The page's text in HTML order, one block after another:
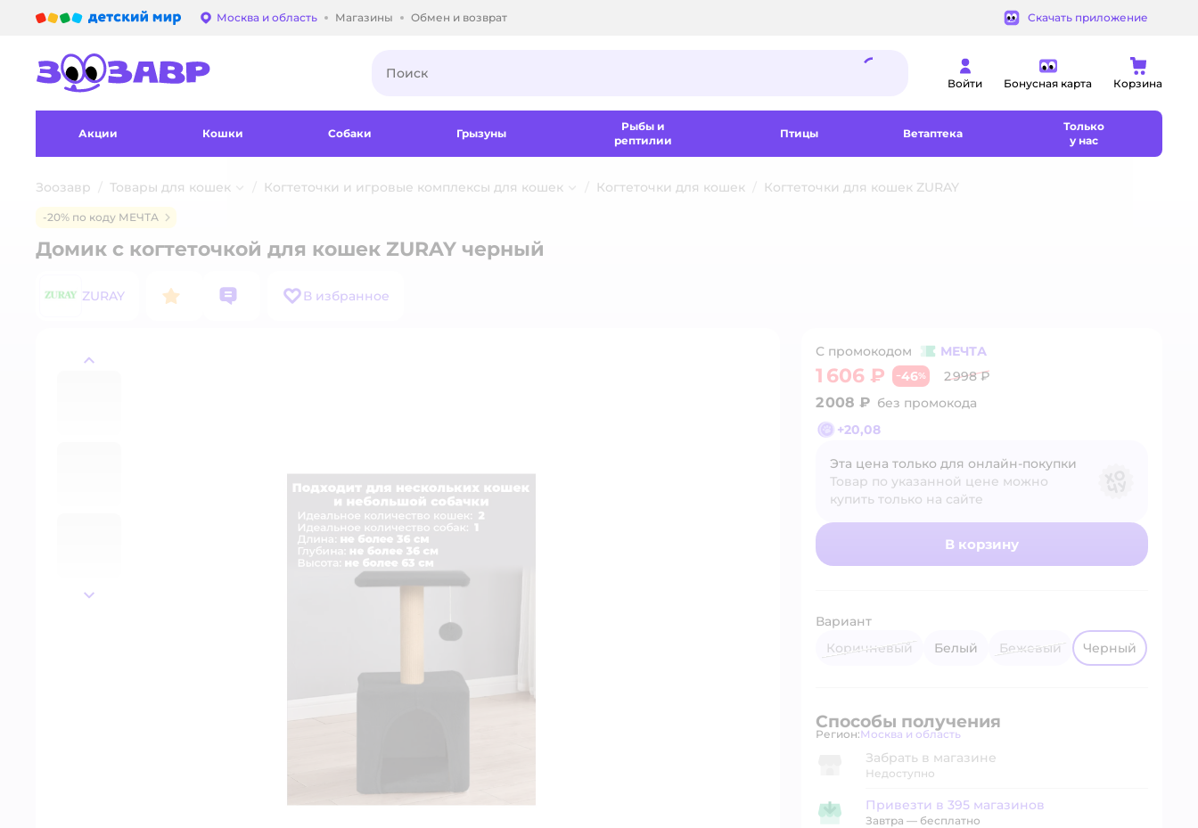
Выбор адреса доставки.
Москва и область Магазины Обмен и возврат Скачать приложение
Войти Бонусная карта Корзина
Акции Кошки Собаки Грызуны
Рыбы и
рептилии
Птицы Ветаптека
Только
у нас
Зоозавр Товары для кошек Когтеточки и игровые комплексы для кошек Когтеточки для кошек Когтеточки для кошек ZURAY
назад
далее
-20% по коду МЕЧТА
Домик с когтеточкой для кошек ZURAY черный
ZURAY В избранное
С промокодом МЕЧТА
1 606 ₽ −46% 2 998 ₽
2 008 ₽ без промокода
+20,08
Эта цена только для онлайн‑покупки
Товар по указанной цене можно
купить только на сайте
В корзину
Вариант
Коричневый
Белый Бежевый Черный
Способы получения
Регион: Выбор адреса доставки.
Москва и область
Забрать в магазине
Недоступно
Привезти в магазин
Привезти в 395 магазинов
Завтра — бесплатно